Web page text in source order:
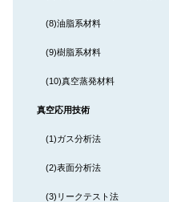
(8)油脂系材料
(9)樹脂系材料
(10)真空蒸発材料
真空応用技術
(1)ガス分析法
(2)表面分析法
(3)リークテスト法